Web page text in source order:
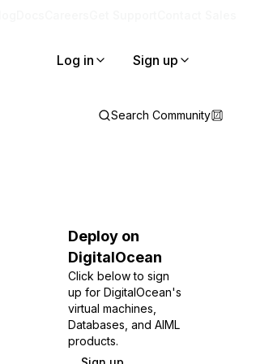
Log in Sign up
Search Community
Deploy on
DigitalOcean
Click below to sign
up for DigitalOcean's
virtual machines,
Databases, and AIML
products.